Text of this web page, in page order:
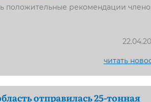
положительные рекомендации
читать
отправилась 25-тонная